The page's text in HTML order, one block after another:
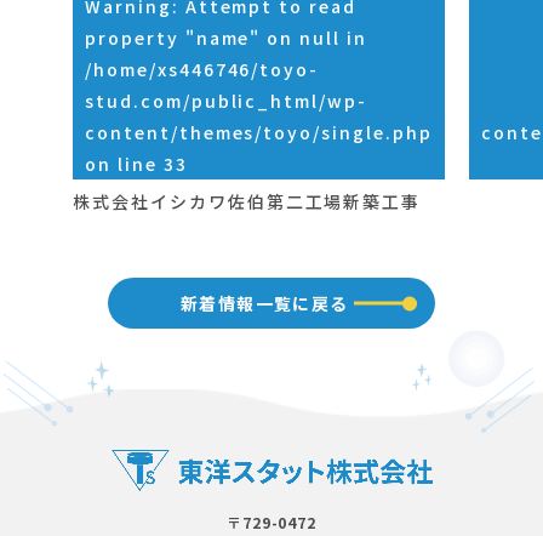
Warning : Attempt to read
property "name" on null in
/home/xs446746/toyo-
stud.com/public_html/wp-
content/themes/toyo/single.php
on line 33
株式会社イシカワ佐伯第二工場新築工事
新着情報一覧に戻る
〒729-0472